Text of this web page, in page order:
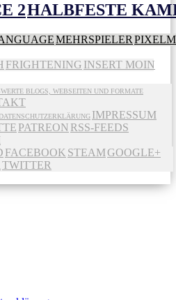
2HALBFESTE
MEHRSPIELER
FRIGHTENING INSERT MOIN
BLOGS, WEBSEITEN UND FORMATE
DATENSCHUTZERKLÄRUNG IMPRESSUM
PATREON RSS-FEEDS
FACEBOOK STEAMGOOGLE+
TWITTER